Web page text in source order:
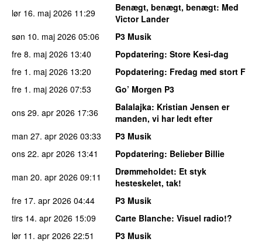
lør 16. maj 2026 11:29 Benægt, benægt, benægt: Med
Victor Lander
søn 10. maj 2026 05:06
P3 Musik
fre 8. maj 2026 13:40 Popdatering: Store Kesi-dag
fre 1. maj 2026 13:20 Popdatering: Fredag med stort F
fre 1. maj 2026 07:53
Go’ Morgen P3
ons 29. apr 2026 17:36 Balalajka: Kristian Jensen er
manden, vi har ledt efter
man 27. apr 2026 03:33
P3 Musik
ons 22. apr 2026 13:41 Popdatering: Belieber Billie
man 20. apr 2026 09:11 Drømmeholdet: Et styk
hesteskelet, tak!
fre 17. apr 2026 04:44
P3 Musik
tirs 14. apr 2026 15:09 Carte Blanche: Visuel radio!?
lør 11. apr 2026 22:51
P3 Musik